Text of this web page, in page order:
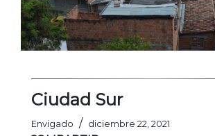
Ciudad Sur
Envigado / diciembre 22, 2021